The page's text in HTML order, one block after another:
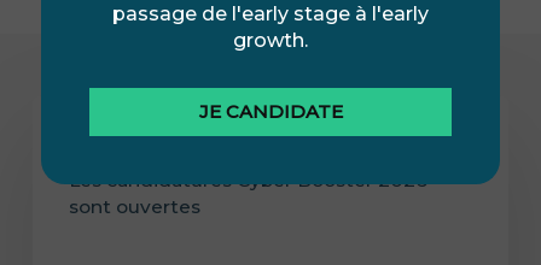
Les candidatures Cyber Booster 2026
sont ouvertes
passage de l'early stage à l'early
growth.
JE CANDIDATE